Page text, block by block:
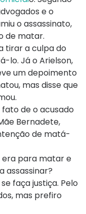
e o
o assassinato,
de matar.
tirar a culpa do
lo. Já o Arielson,
um depoimento
mas disse que
de o acusado
Bernadete,
de matá-
era para matar e
assassinar?
faça justiça. Pelo
mas prefiro